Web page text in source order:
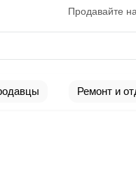
Продавайте
Ремонт и